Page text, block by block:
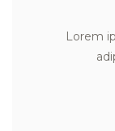
Lorem